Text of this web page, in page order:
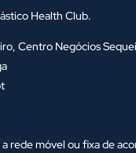
Health Club.
Centro Negócios
rede móvel ou fixa de